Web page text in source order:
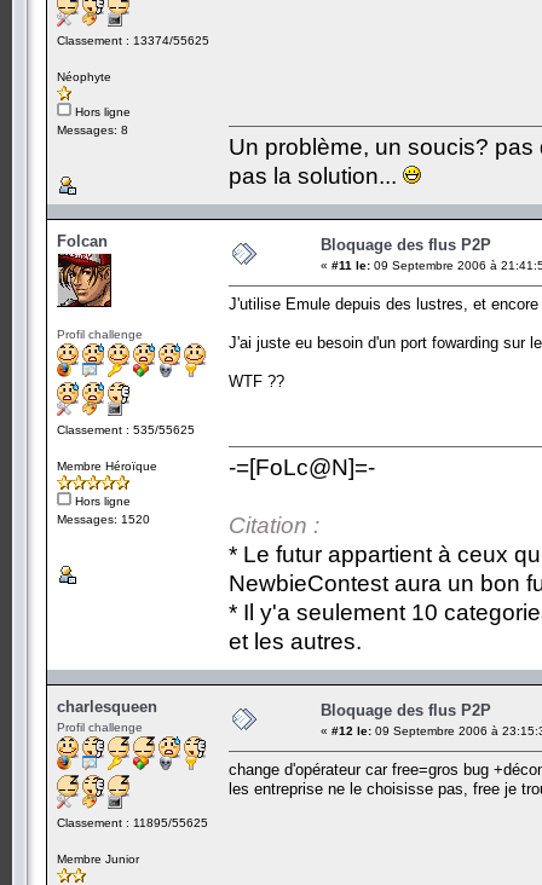
Classement : 13374/55625
Néophyte
Hors ligne
Messages: 8
Un problème, un soucis?
pas la solution...
Folcan
Profil challenge
Classement : 535/55625
Membre Héroïque
Hors ligne
Messages: 1520
Bloquage des flus P2P
« #11 le: 09 Septembre 2006 à
J'utilise Emule depuis des lustres, et
J'ai juste eu besoin d'un port fowarding sur
WTF ??
-=[FoLc@N]=-
Citation :
* Le futur appartient à ceux
NewbieContest aura un bon
* Il y'a seulement 10
et les autres.
charlesqueen
Profil challenge
Classement : 11895/55625
Membre Junior
Bloquage des flus P2P
« #12 le: 09 Septembre 2006 à
change d'opérateur car free=gros bug
les entreprise ne le choisisse pas, free je